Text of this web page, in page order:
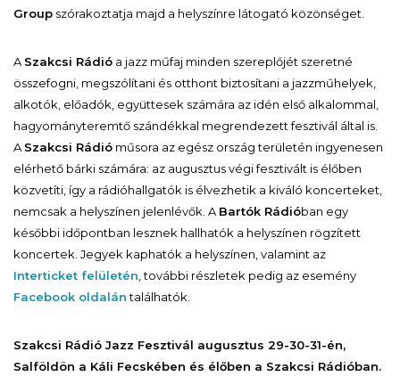
Group szórakoztatja majd a helyszínre látogató közönséget.
A Szakcsi Rádió a jazz műfaj minden szereplőjét szeretné
összefogni, megszólítani és otthont biztosítani a jazzműhelyek,
alkotók, előadók, együttesek számára az idén első alkalommal,
hagyományteremtő szándékkal megrendezett fesztivál által is.
A Szakcsi Rádió műsora az egész ország területén ingyenesen
elérhető bárki számára: az augusztus végi fesztivált is élőben
közvetíti, így a rádióhallgatók is élvezhetik a kiváló koncerteket,
nemcsak a helyszínen jelenlévők. A Bartók Rádióban egy
későbbi időpontban lesznek hallhatók a helyszínen rögzített
koncertek. Jegyek kaphatók a helyszínen, valamint az
Interticket felületén , további részletek pedig az esemény
Facebook oldalántalálhatók.
Szakcsi Rádió Jazz Fesztivál augusztus 29-30-31-én,
Salföldön a Káli Fecskében és élőben a Szakcsi Rádióban.